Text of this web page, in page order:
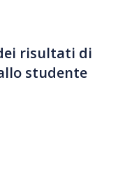
risultati di
studente